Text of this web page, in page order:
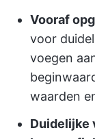
Vooraf
voor
voegen
waarden
Duidelijke